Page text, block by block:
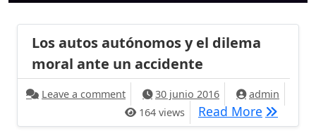
Los autos autónomos y el dilema
moral ante un accidente
Leave a commenton Los autos autónomos y el dilema
30 junio 2016
admin
164 views
Read More Los